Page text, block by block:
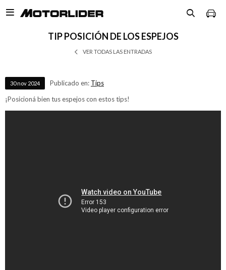

TIP POSICIÓN DE LOS ESPEJOS
VER TODAS LAS ENTRADAS
30 nov 2024 Publicado en: Tips
¡Posicioná bien tus espejos con estos tips!